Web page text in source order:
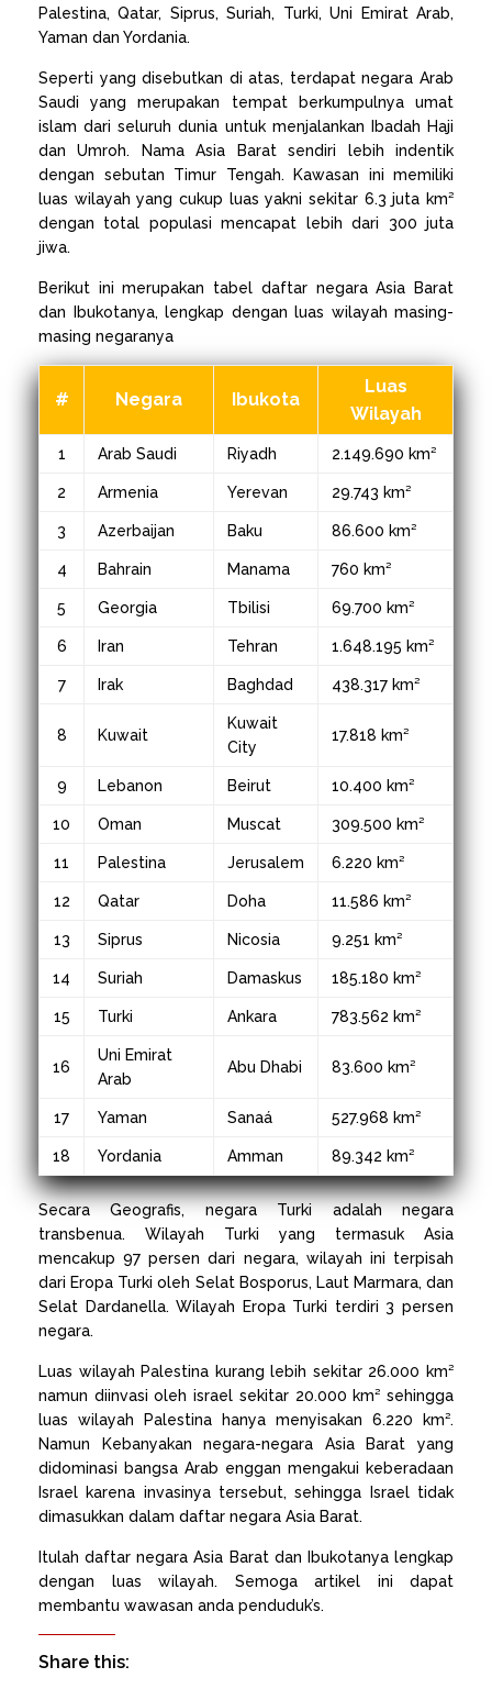
Palestina, Qatar, Siprus, Suriah, Turki, Uni Emirat Arab,
Yaman dan Yordania.
Seperti yang disebutkan di atas, terdapat negara Arab
Saudi yang merupakan tempat berkumpulnya umat
islam dari seluruh dunia untuk menjalankan Ibadah Haji
dan Umroh. Nama Asia Barat sendiri lebih indentik
dengan sebutan Timur Tengah. Kawasan ini memiliki
luas wilayah yang cukup luas yakni sekitar 6.3 juta km²
dengan total populasi mencapat lebih dari 300 juta
jiwa.
Berikut ini merupakan tabel daftar negara Asia Barat
dan Ibukotanya, lengkap dengan luas wilayah masing-
masing negaranya
# Negara Ibukota
Luas
Wilayah
1 Arab Saudi Riyadh 2.149.690 km²
2 Armenia Yerevan 29.743 km²
3 Azerbaijan Baku 86.600 km²
4 Bahrain Manama 760 km²
5 Georgia Tbilisi 69.700 km²
6 Iran Tehran 1.648.195 km²
7 Irak Baghdad 438.317 km²
8 Kuwait
Kuwait
City
17.818 km²
9 Lebanon Beirut 10.400 km²
10 Oman Muscat 309.500 km²
11 Palestina Jerusalem 6.220 km²
12 Qatar Doha 11.586 km²
13 Siprus Nicosia 9.251 km²
14 Suriah Damaskus 185.180 km²
15 Turki Ankara 783.562 km²
16
Uni Emirat
Arab
Abu Dhabi 83.600 km²
17 Yaman Sanaá 527.968 km²
18 Yordania Amman 89.342 km²
Secara Geografis, negara Turki adalah negara
transbenua. Wilayah Turki yang termasuk Asia
mencakup 97 persen dari negara, wilayah ini terpisah
dari Eropa Turki oleh Selat Bosporus, Laut Marmara, dan
Selat Dardanella. Wilayah Eropa Turki terdiri 3 persen
negara.
Luas wilayah Palestina kurang lebih sekitar 26.000 km²
namun diinvasi oleh israel sekitar 20.000 km² sehingga
luas wilayah Palestina hanya menyisakan 6.220 km².
Namun Kebanyakan negara-negara Asia Barat yang
didominasi bangsa Arab enggan mengakui keberadaan
Israel karena invasinya tersebut, sehingga Israel tidak
dimasukkan dalam daftar negara Asia Barat.
Itulah daftar negara Asia Barat dan Ibukotanya lengkap
dengan luas wilayah. Semoga artikel ini dapat
membantu wawasan anda penduduk’s.
Share this: